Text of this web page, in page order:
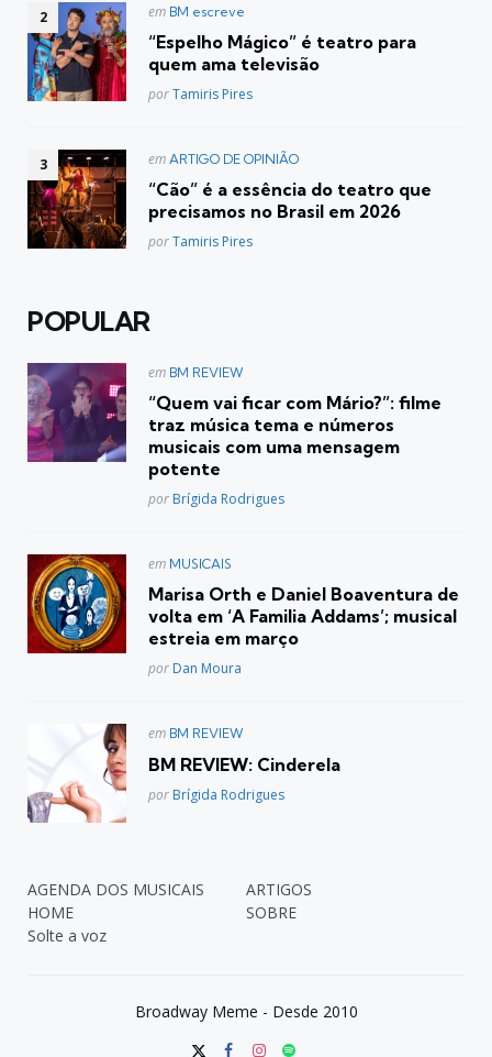
Postado
em
em BM escreve
“Espelho Mágico” é teatro para
quem ama televisão
Posted
porTamiris Pires
Postado
em
em ARTIGO DE OPINIÃO
“Cão” é a essência do teatro que
precisamos no Brasil em 2026
Posted
porTamiris Pires
POPULAR
Postado
em
em BM REVIEW
“Quem vai ficar com Mário?”: filme
traz música tema e números
musicais com uma mensagem
potente
Posted
por Brígida Rodrigues
Postado
em
em MUSICAIS
Marisa Orth e Daniel Boaventura de
volta em ‘A Familia Addams’; musical
estreia em março
Posted
por Dan Moura
Postado
em BM REVIEW
BM REVIEW: Cinderela
Posted
por Brígida Rodrigues
AGENDA DOS MUSICAIS
ARTIGOS
HOME
SOBRE
Solte a voz
Broadway Meme - Desde 2010